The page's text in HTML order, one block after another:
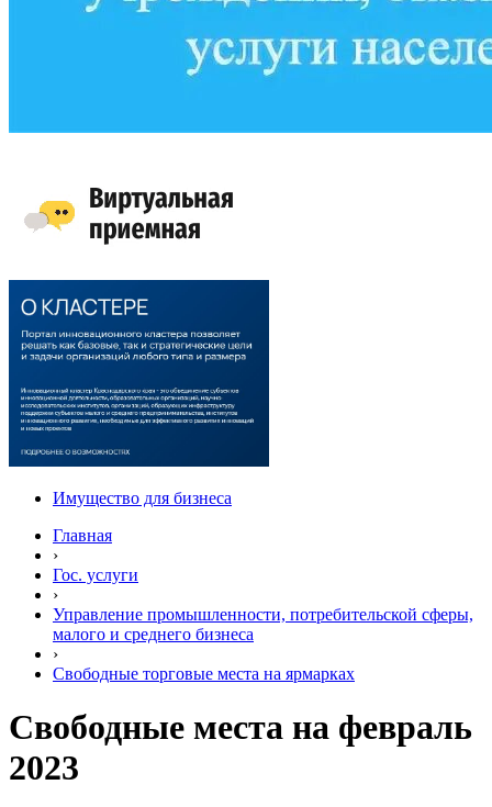
Имущество для бизнеса
Главная
›
Гос. услуги
›
Управление промышленности, потребительской сферы,
малого и среднего бизнеса
›
Свободные торговые места на ярмарках
Свободные места на февраль
2023